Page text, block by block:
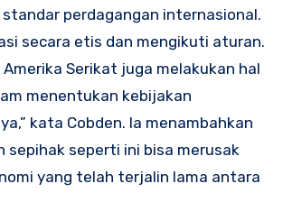
perdagangan internasional.
secara etis dan mengikuti aturan.
Amerika Serikat juga melakukan hal
menentukan kebijakan
kata Cobden. Ia menambahkan
sepihak seperti ini bisa merusak
yang telah terjalin lama antara